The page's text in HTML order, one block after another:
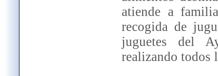
atiende a
recogida de
juguetes del
realizando todos